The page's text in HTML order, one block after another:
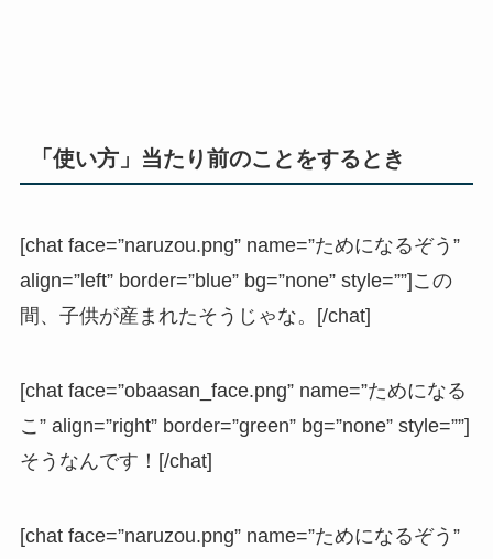
「使い方」当たり前のことをするとき
[chat face=”naruzou.png” name=”ためになるぞう”
align=”left” border=”blue” bg=”none” style=””]この
間、子供が産まれたそうじゃな。[/chat]
[chat face=”obaasan_face.png” name=”ためになる
こ” align=”right” border=”green” bg=”none” style=””]
そうなんです！[/chat]
[chat face=”naruzou.png” name=”ためになるぞう”